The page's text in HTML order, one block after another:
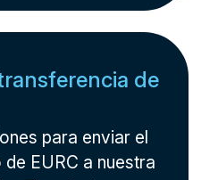
de
para enviar el
EURC a nuestra